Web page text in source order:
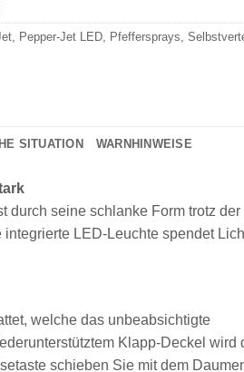
Pepper-Jet LED Pfeffersprays
SITUATION WARNHINWEISE
durch seine schlanke Form trotz der
LED-Leuchte spendet
welche das unbeabsichtigte
Klapp-Deckel wird
schieben Sie mit dem